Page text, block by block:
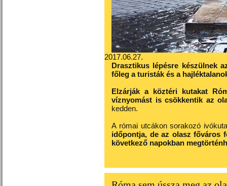
2017.06.27.
Drasztikus lépésre készülnek
főleg a turisták és a
Elzárják a köztéri kutakat
víznyomást is csökkentik az
kedden.
A római utcákon sorakozó
időpontja, de az olasz főváros
következő napokban